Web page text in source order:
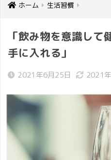
ホーム 生活習慣
「飲み物を意識して
手に入れる」
2021年6月25日 2021